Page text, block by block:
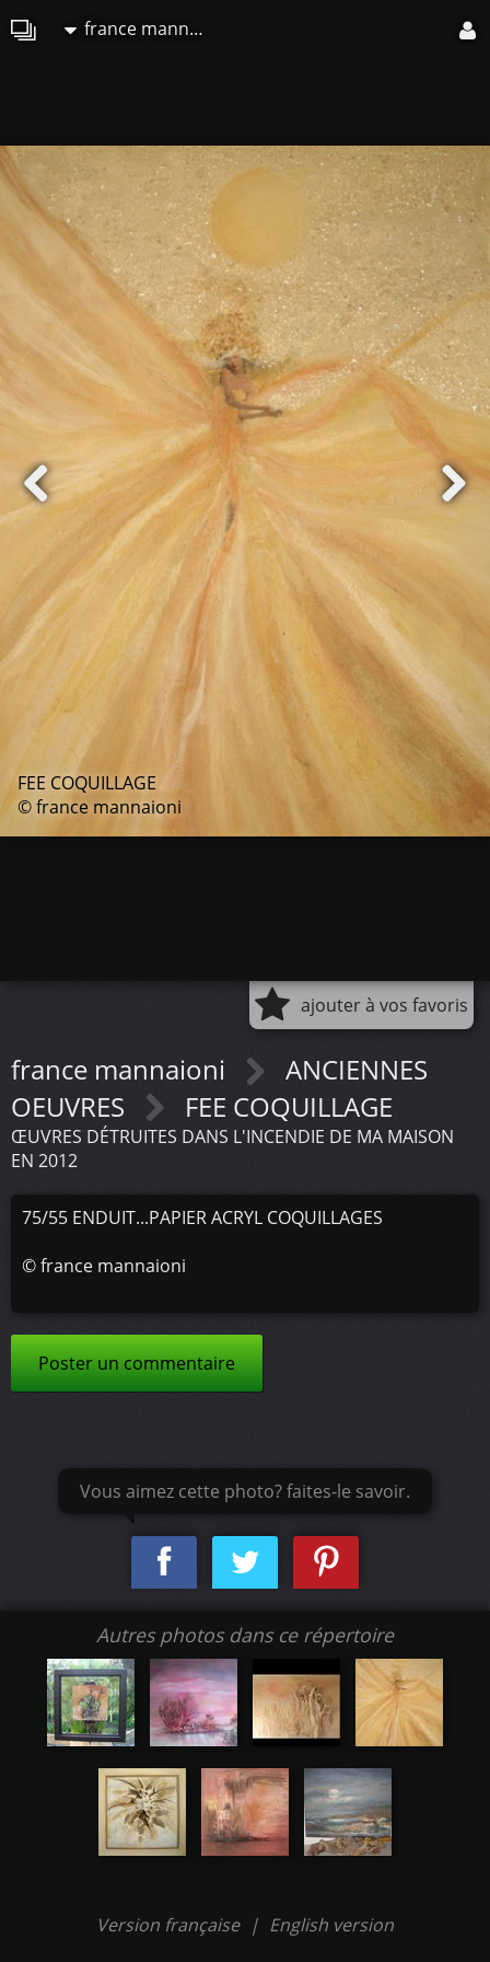
france mannaioni
FEE COQUILLAGE
© france mannaioni
ajouter à vos favoris
france mannaioni
ANCIENNES
OEUVRES
FEE COQUILLAGE
ŒUVRES DÉTRUITES DANS L'INCENDIE DE MA MAISON
EN 2012
75/55 ENDUIT...PAPIER ACRYL COQUILLAGES
©france mannaioni
Poster un commentaire
Vous aimez cette photo? faites-le savoir.
Autres photos dans ce répertoire
Version française | English version